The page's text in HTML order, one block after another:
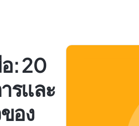
: 20
รและ
อง